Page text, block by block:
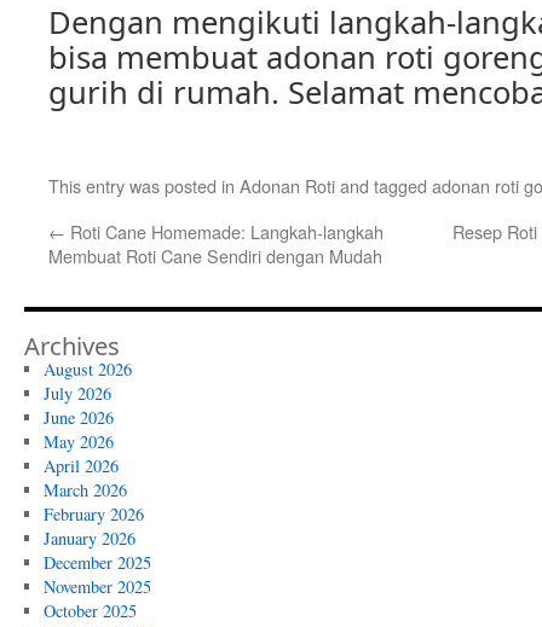
Dengan mengikuti langkah-
bisa membuat adonan roti
gurih di rumah. Selamat
This entry was posted in Adonan Rotiand tagged adonan roti
← Roti Cane Homemade: Langkah-langkah
Membuat Roti Cane Sendiri dengan Mudah
Resep
Archives
August 2026
July 2026
June 2026
May 2026
April 2026
March 2026
February 2026
January 2026
December 2025
November 2025
October 2025